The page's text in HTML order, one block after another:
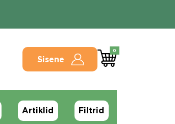
Sisene
0
Artiklid Filtrid